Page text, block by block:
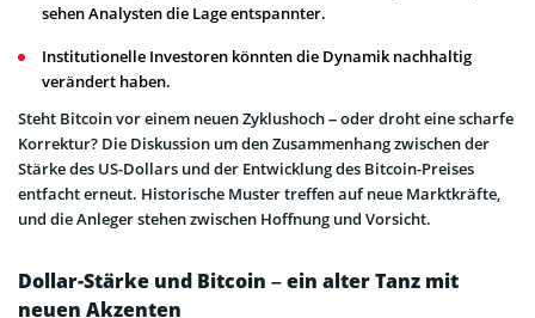
sehen Analysten die Lage entspannter.
Institutionelle Investoren könnten die Dynamik nachhaltig
verändert haben.
Steht Bitcoin vor einem neuen Zyklushoch – oder droht eine scharfe
Korrektur? Die Diskussion um den Zusammenhang zwischen der
Stärke des US-Dollars und der Entwicklung des Bitcoin-Preises
entfacht erneut. Historische Muster treffen auf neue Marktkräfte,
und die Anleger stehen zwischen Hoffnung und Vorsicht.
Dollar-Stärke und Bitcoin – ein alter Tanz mit
neuen Akzenten